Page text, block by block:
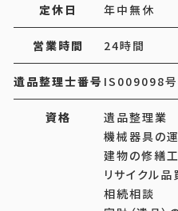
定休日 年中無休
営業時間 24時間
遺品整理士番号 IS009098号
資格
遺品整理業
機械器具の
建物の修繕
リサイクル品
相続相談